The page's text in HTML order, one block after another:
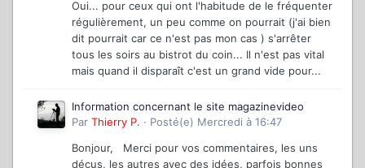
Oui... pour ceux qui ont l'habitude de le fréquenter
régulièrement, un peu comme on pourrait (j'ai bien
dit pourrait car ce n'est pas mon cas ) s'arrêter
tous les soirs au bistrot du coin... Il n'est pas vital
mais quand il disparaît c'est un grand vide pour...
Information concernant le site magazinevideo
Par Thierry P. · Posté(e) Mercredi à 16:47
Bonjour, Merci pour vos commentaires, les uns
déçus, les autres avec des idées, parfois bonnes